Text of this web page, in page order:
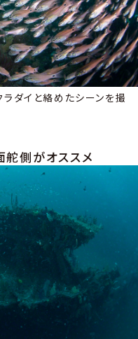
ラダイと絡めたシーンを撮
舵側がオススメ